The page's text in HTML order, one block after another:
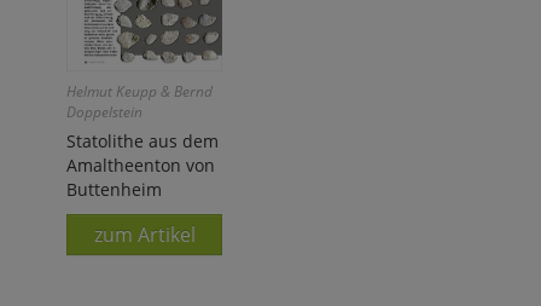
Helmut Keupp & Bernd
Doppelstein
Statolithe aus dem
Amaltheenton von
Buttenheim
zum Artikel